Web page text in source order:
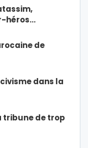
héros…
de
dans la
tribune de trop